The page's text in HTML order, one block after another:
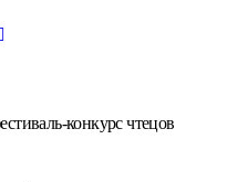
конкурс чтецов